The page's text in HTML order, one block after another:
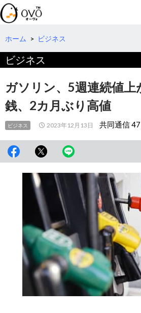
検
索
コ
テ
へ
動
ホーム > ビジネス
ビジネス
ガソリン、5週連続値
銭、2カ月ぶり高値
ビジネス 2023年12月13日 共同通信